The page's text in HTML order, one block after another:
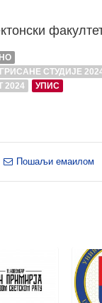
СТУДИЈЕ
2024
УПИС
Пошаљи емаилом